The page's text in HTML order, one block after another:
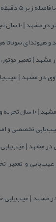
5 دقیقه تا حرم
و امداد خودرو
و هیوندای سوناتا
در مشهد |
خودرو
تخصصی و
مشهد | عیب‌یابی
و